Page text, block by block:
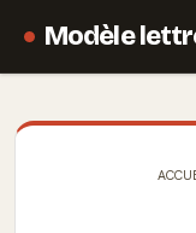
Modèle